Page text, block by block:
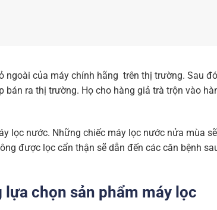
của máy chính hãng trên thị trường. Sau
bán ra thị trường. Họ cho hàng giả trà trộn vào
lọc nước. Những chiếc máy lọc nước nửa mùa sẽ
được lọc cẩn thận sẽ dẫn đến các căn bệnh
chọn sản phẩm máy lọc